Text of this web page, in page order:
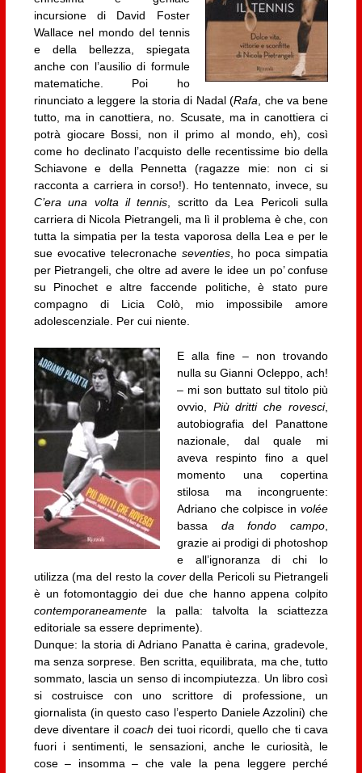
incursione di David Foster
Wallace nel mondo del tennis
e della bellezza, spiegata
anche con l’ausilio di formule
matematiche. Poi ho
rinunciato a leggere la storia di Nadal (Rafa , che va bene
tutto, ma in canottiera, no. Scusate, ma in canottiera ci
potrà giocare Bossi, non il primo al mondo, eh), così
come ho declinato l’acquisto delle recentissime bio della
Schiavone e della Pennetta (ragazze mie: non ci si
racconta a carriera in corso!). Ho tentennato, invece, su
C’era una volta il tennis , scritto da Lea Pericoli sulla
carriera di Nicola Pietrangeli, ma lì il problema è che, con
tutta la simpatia per la testa vaporosa della Lea e per le
sue evocative telecronache seventies, ho poca simpatia
per Pietrangeli, che oltre ad avere le idee un po’ confuse
su Pinochet e altre faccende politiche, è stato pure
compagno di Licia Colò, mio impossibile amore
adolescenziale. Per cui niente.
E alla fine – non trovando
nulla su Gianni Ocleppo, ach!
– mi son buttato sul titolo più
ovvio, Più dritti che rovesci,
autobiografia del Panattone
nazionale, dal quale mi
aveva respinto fino a quel
momento una copertina
stilosa ma incongruente:
Adriano che colpisce involée
bassa da fondo campo,
grazie ai prodigi di photoshop
e all’ignoranza di chi lo
utilizza (ma del resto la coverdella Pericoli su Pietrangeli
è un fotomontaggio dei due che hanno appena colpito
contemporaneamente la palla: talvolta la sciattezza
editoriale sa essere deprimente).
Dunque: la storia di Adriano Panatta è carina, gradevole,
ma senza sorprese. Ben scritta, equilibrata, ma che, tutto
sommato, lascia un senso di incompiutezza. Un libro così
si costruisce con uno scrittore di professione, un
giornalista (in questo caso l’esperto Daniele Azzolini) che
deve diventare il coach dei tuoi ricordi, quello che ti cava
fuori i sentimenti, le sensazioni, anche le curiosità, le
cose – insomma – che vale la pena leggere perché